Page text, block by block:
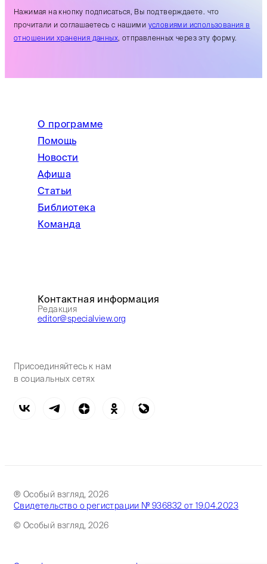
Нажимая на кнопку подписаться, Вы подтверждаете. что
прочитали и соглашаетесь с нашими условиями использования в
отношении хранения данных, отправленных через эту форму.
О программе
Помощь
Новости
Афиша
Статьи
Библиотека
Команда
Контактная информация
Редакция
editor@specialview.org
Присоединяйтесь к нам
в социальных сетях
® Особый взгляд, 2026
Свидетельство о регистрации № 936832 от 19.04.2023
© Особый взгляд, 2026